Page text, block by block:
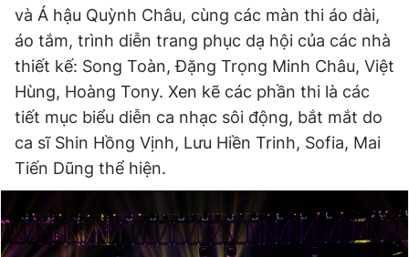
Đọc Thanh Niên trên điện thoại
Theo dõi báo trên
và Á hậu Quỳnh Châu, cùng các màn thi áo dài,
áo tắm, trình diễn trang phục dạ hội của các nhà
thiết kế: Song Toàn, Đặng Trọng Minh Châu, Việt
Hùng, Hoàng Tony. Xen kẽ các phần thi là các
tiết mục biểu diễn ca nhạc sôi động, bắt mắt do
ca sĩ Shin Hồng Vịnh, Lưu Hiền Trinh, Sofia, Mai
Tiến Dũng thể hiện.